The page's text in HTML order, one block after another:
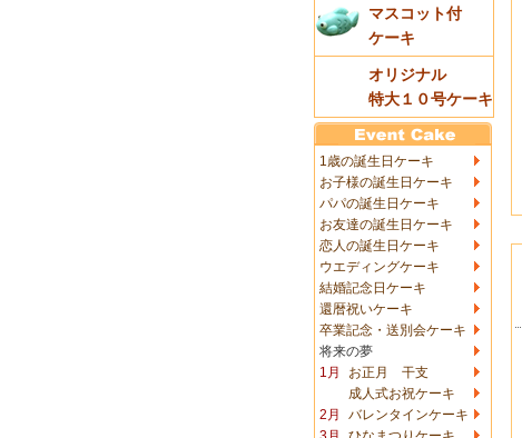
マスコット付
ケーキ
オリジナル
特大１０号ケーキ
1歳の誕生日ケーキ
お子様の誕生日ケーキ
パパの誕生日ケーキ
お友達の誕生日ケーキ
恋人の誕生日ケーキ
ウエディングケーキ
結婚記念日ケーキ
還暦祝いケーキ
卒業記念・送別会ケーキ
将来の夢
1月
お正月 干支
成人式お祝ケーキ
2月
バレンタインケーキ